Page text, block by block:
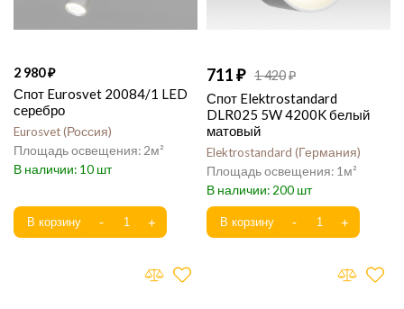
2 980
Спот Eurosvet 20084/1 LED
серебро
Eurosvet Россия
2
10
711 1 420
Спот Elektrostandard
DLR025 5W 4200K белый
матовый
Elektrostandard Германия
1
200